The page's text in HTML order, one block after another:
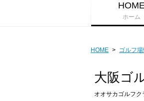
ホーム
HOME > ゴルフ
大阪ゴ
オオサカゴルフク